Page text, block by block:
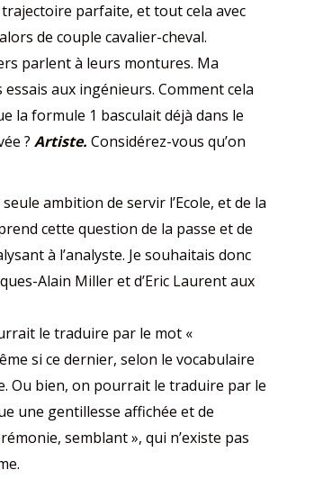
parfaite, et tout cela avec
de couple cavalier-cheval.
parlent à leurs montures. Ma
aux ingénieurs. Comment cela
la formule 1 basculait déjà dans le
? Artiste. Considérez-vous qu’on
ambition de servir l’Ecole, et de la
cette question de la passe et de
à l’analyste. Je souhaitais donc
Alain Miller et d’Eric Laurent aux
le traduire par le mot «
si ce dernier, selon le vocabulaire
Ou bien, on pourrait le traduire par le
une gentillesse affichée et de
semblant », qui n’existe pas